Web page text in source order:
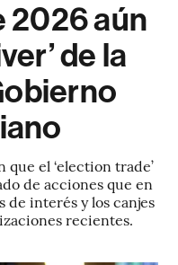
2026 aún
de la
que el ‘election trade’
de acciones que en
de interés y los canjes
recientes.